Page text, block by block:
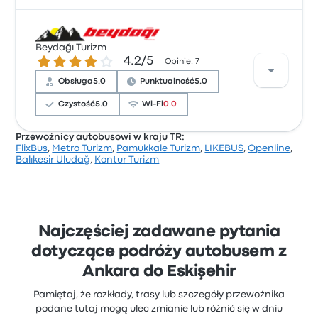
Na podstawie 3 opinii firma otrzymała w Busbud
ocenę 5 gwiazdek. Podróżni szczególnie chwalili
obsługa i punktualność, ale często narzekali na Wi-
Fi. Ceny biletów Türkay Turizm na tę podróż
Beydağı Turizm
4.2 gwiazdek w skali do 5
4.2/5 Opinie: 7
Obsługa5.0 Punktualność5.0
Czystość5.0 Wi-Fi0.0
Na podstawie 7 opinii firma otrzymała w Busbud
Przewoźnicy autobusowi w kraju TR:
FlixBus, Metro Turizm, Pamukkale Turizm, LIKEBUS,Openline,
Balıkesir Uludağ, Kontur Turizm
Najczęściej zadawane pytania
dotyczące podróży autobusem z
Ankara do Eskişehir
Pamiętaj, że rozkłady, trasy lub szczegóły przewoźnika
podane tutaj mogą ulec zmianie lub różnić się w dniu